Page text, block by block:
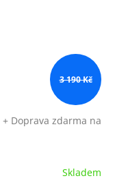
3 190 Kč
+ Doprava zdarma na
Skladem